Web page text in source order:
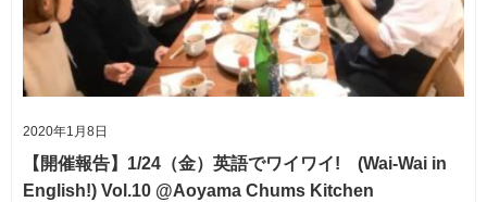
2020年1月8日
【開催報告】1/24（金）英語でワイワイ! (Wai-Wai in
English!) Vol.10 @Aoyama Chums Kitchen